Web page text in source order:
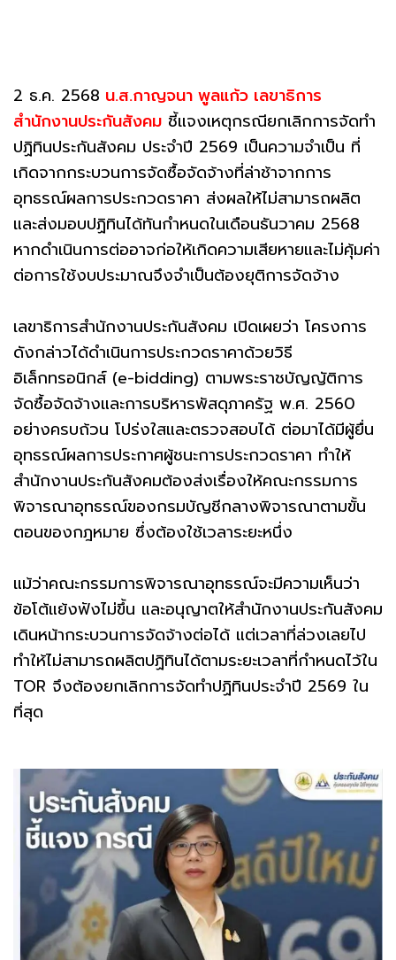
2 ธ.ค. 2568 น.ส.กาญจนา พูลแก้ว เลขาธิการ
สำนักงานประกันสังคม ชี้แจงเหตุกรณียกเลิกการจัดทำ
ปฏิทินประกันสังคม ประจำปี 2569 เป็นความจำเป็น ที่
เกิดจากกระบวนการจัดซื้อจัดจ้างที่ล่าช้าจากการ
อุทธรณ์ผลการประกวดราคา ส่งผลให้ไม่สามารถผลิต
และส่งมอบปฏิทินได้ทันกำหนดในเดือนธันวาคม 2568
หากดำเนินการต่ออาจก่อให้เกิดความเสียหายและไม่คุ้มค่า
ต่อการใช้งบประมาณจึงจำเป็นต้องยุติการจัดจ้าง
เลขาธิการสำนักงานประกันสังคม เปิดเผยว่า โครงการ
ดังกล่าวได้ดำเนินการประกวดราคาด้วยวิธี
อิเล็กทรอนิกส์ (e-bidding) ตามพระราชบัญญัติการ
จัดซื้อจัดจ้างและการบริหารพัสดุภาครัฐ พ.ศ. 2560
อย่างครบถ้วน โปร่งใสและตรวจสอบได้ ต่อมาได้มีผู้ยื่น
อุทธรณ์ผลการประกาศผู้ชนะการประกวดราคา ทำให้
สำนักงานประกันสังคมต้องส่งเรื่องให้คณะกรรมการ
พิจารณาอุทธรณ์ของกรมบัญชีกลางพิจารณาตามขั้น
ตอนของกฎหมาย ซึ่งต้องใช้เวลาระยะหนึ่ง
แม้ว่าคณะกรรมการพิจารณาอุทธรณ์จะมีความเห็นว่า
ข้อโต้แย้งฟังไม่ขึ้น และอนุญาตให้สำนักงานประกันสังคม
เดินหน้ากระบวนการจัดจ้างต่อได้ แต่เวลาที่ล่วงเลยไป
ทำให้ไม่สามารถผลิตปฏิทินได้ตามระยะเวลาที่กำหนดไว้ใน
TOR จึงต้องยกเลิกการจัดทำปฏิทินประจำปี 2569 ใน
ที่สุด